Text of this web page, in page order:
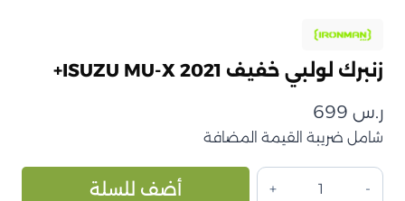
زنبرك لولبي خفيف ISUZU MU-X 2021+
ر.س
شامل ضريبة القيمة المضافة
كمية
أضف للسلة